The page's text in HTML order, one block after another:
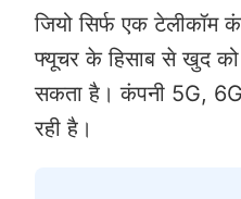
जियो सिर्फ एक टेलीकॉम
फ्यूचर के हिसाब से खुद
सकता है। कंपनी 5G,
रही है।